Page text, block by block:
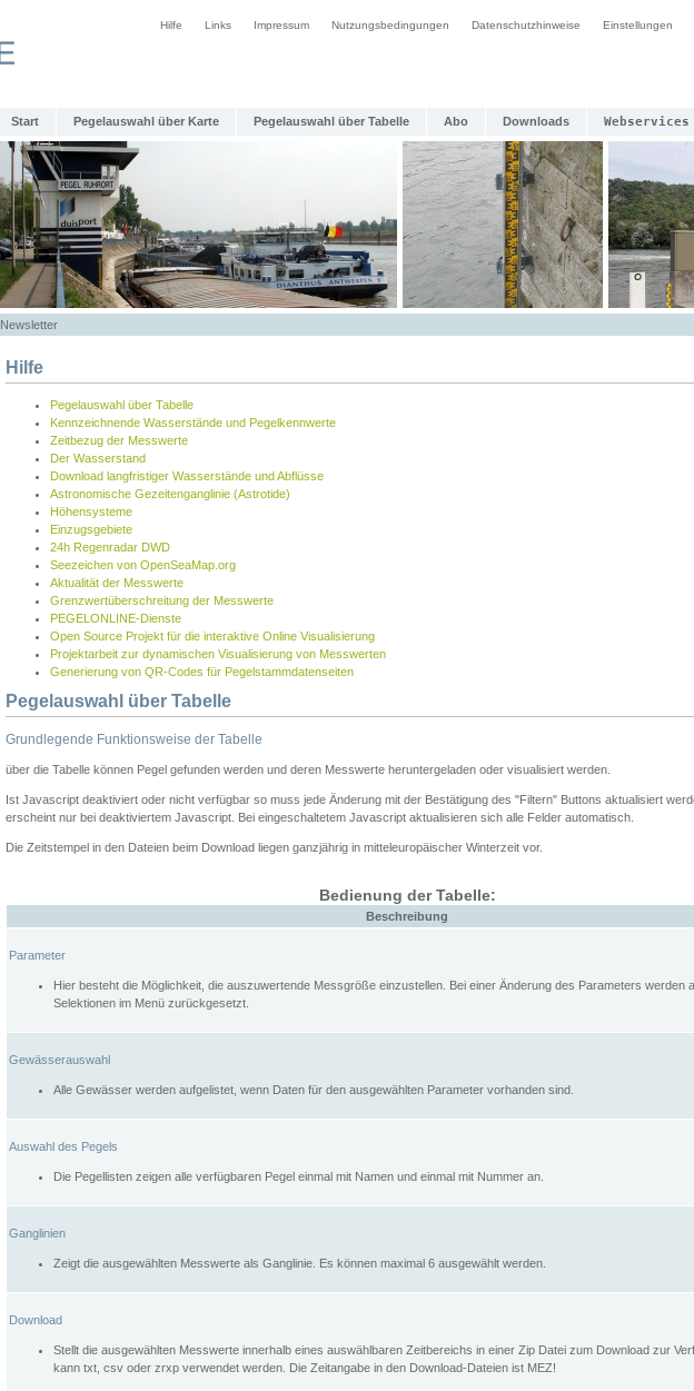
Hilfe Links Impressum Nutzungsbedingungen Datenschutzhinweise Einstellungen
Start Pegelauswahl über Karte Pegelauswahl über Tabelle Abo Downloads Webservices
Newsletter
Hilfe
Pegelauswahl über Tabelle
Kennzeichnende Wasserstände und Pegelkennwerte
Zeitbezug der Messwerte
Der Wasserstand
Download langfristiger Wasserstände und Abflüsse
Astronomische Gezeitenganglinie (Astrotide)
Höhensysteme
Einzugsgebiete
24h Regenradar DWD
Seezeichen von OpenSeaMap.org
Aktualität der Messwerte
Grenzwertüberschreitung der Messwerte
PEGELONLINE-Dienste
Open Source Projekt für die interaktive Online Visualisierung
Projektarbeit zur dynamischen Visualisierung von Messwerten
Generierung von QR-Codes für Pegelstammdatenseiten
Pegelauswahl über Tabelle
Grundlegende Funktionsweise der Tabelle
über die Tabelle können Pegel gefunden werden und deren Messwerte heruntergeladen oder visualisiert werden.
Ist Javascript deaktiviert oder nicht verfügbar so muss jede Änderung mit der Bestätigung des "Filtern" Buttons aktualisiert
erscheint nur bei deaktiviertem Javascript. Bei eingeschaltetem Javascript aktualisieren sich alle Felder automatisch.
Die Zeitstempel in den Dateien beim Download liegen ganzjährig in mitteleuropäischer Winterzeit vor.
Bedienung der Tabelle:
Beschreibung
Parameter
Hier besteht die Möglichkeit, die auszuwertende Messgröße einzustellen. Bei einer Änderung des Parameters werden
Selektionen im Menü zurückgesetzt.
Gewässerauswahl
Alle Gewässer werden aufgelistet, wenn Daten für den ausgewählten Parameter vorhanden sind.
Auswahl des Pegels
Die Pegellisten zeigen alle verfügbaren Pegel einmal mit Namen und einmal mit Nummer an.
Ganglinien
Zeigt die ausgewählten Messwerte als Ganglinie. Es können maximal 6 ausgewählt werden.
Download
Stellt die ausgewählten Messwerte innerhalb eines auswählbaren Zeitbereichs in einer Zip Datei zum Download zur
kann txt, csv oder zrxp verwendet werden. Die Zeitangabe in den Download-Dateien ist MEZ!